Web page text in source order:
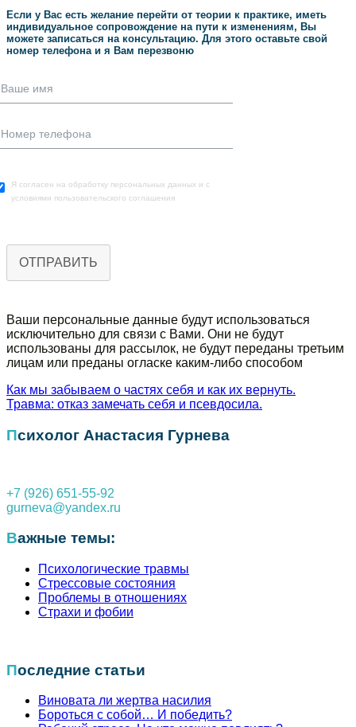
Если у Вас есть желание перейти от теории к практике, иметь
индивидуальное сопровождение на пути к изменениям, Вы
можете записаться на консультацию. Для этого оставьте свой
номер телефона и я Вам перезвоню
Я согласен на обработку персональных данных и с
условиями пользовательского соглашения
ОТПРАВИТЬ
Ваши персональные данныe будут использоваться
исключительно для связи с Вами. Они не будут
использованы для рассылок, не будут переданы третьим
лицам или преданы огласке каким-либо способом
Навигация
по
Как мы забываем о частях себя и как их вернуть.
Травма: отказ замечать себя и псевдосила.
Психолог Анастасия Гурнева
+7 (926) 651-55-92
gurneva@yandex.ru
Важные темы:
Психологические травмы
Стрессовые состояния
Проблемы в отношениях
Страхи и фобии
Последние статьи
Виновата ли жертва насилия
Бороться с собой… И победить?